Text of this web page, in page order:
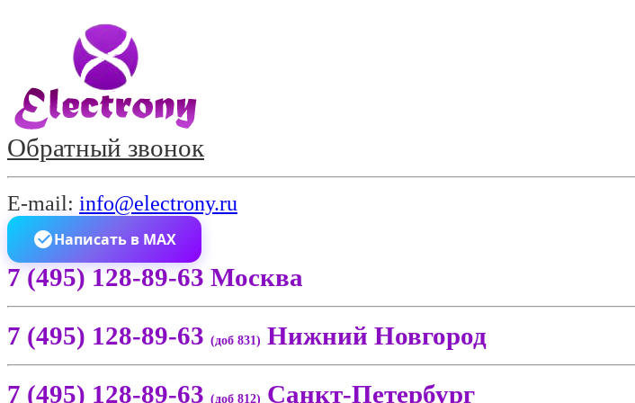
Обратный звонок
E-mail: info@electrony.ru
Написать в MAX
7 (495) 128-89-63 Москва
7 (495) 128-89-63 (доб 831) Нижний Новгород
7 (495) 128-89-63 (доб 812) Санкт-Петербург